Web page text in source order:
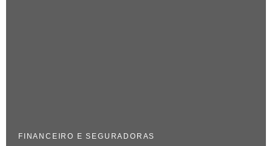
FINANCEIRO E SEGURADORAS